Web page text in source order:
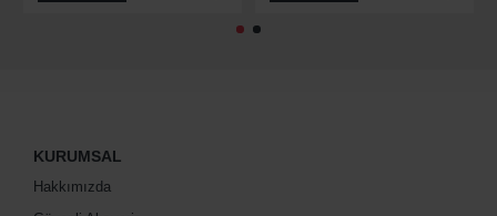
KURUMSAL
Hakkımızda